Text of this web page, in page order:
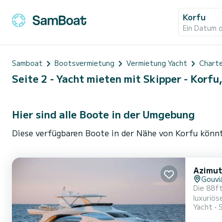
Korfu
Ein Datum
Samboat Bootsvermietung Vermietung Yacht
Seite 2 - Yacht mieten mit Skipper -
Hier sind alle Boote in der Umgebung
Diese verfügbaren Boote in der Nähe von Korfu
Azimut
Die
und
Yacht